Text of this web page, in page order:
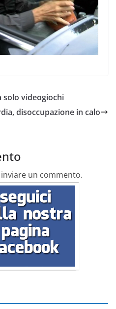
solo videogiochi
disoccupazione in calo
un commento.